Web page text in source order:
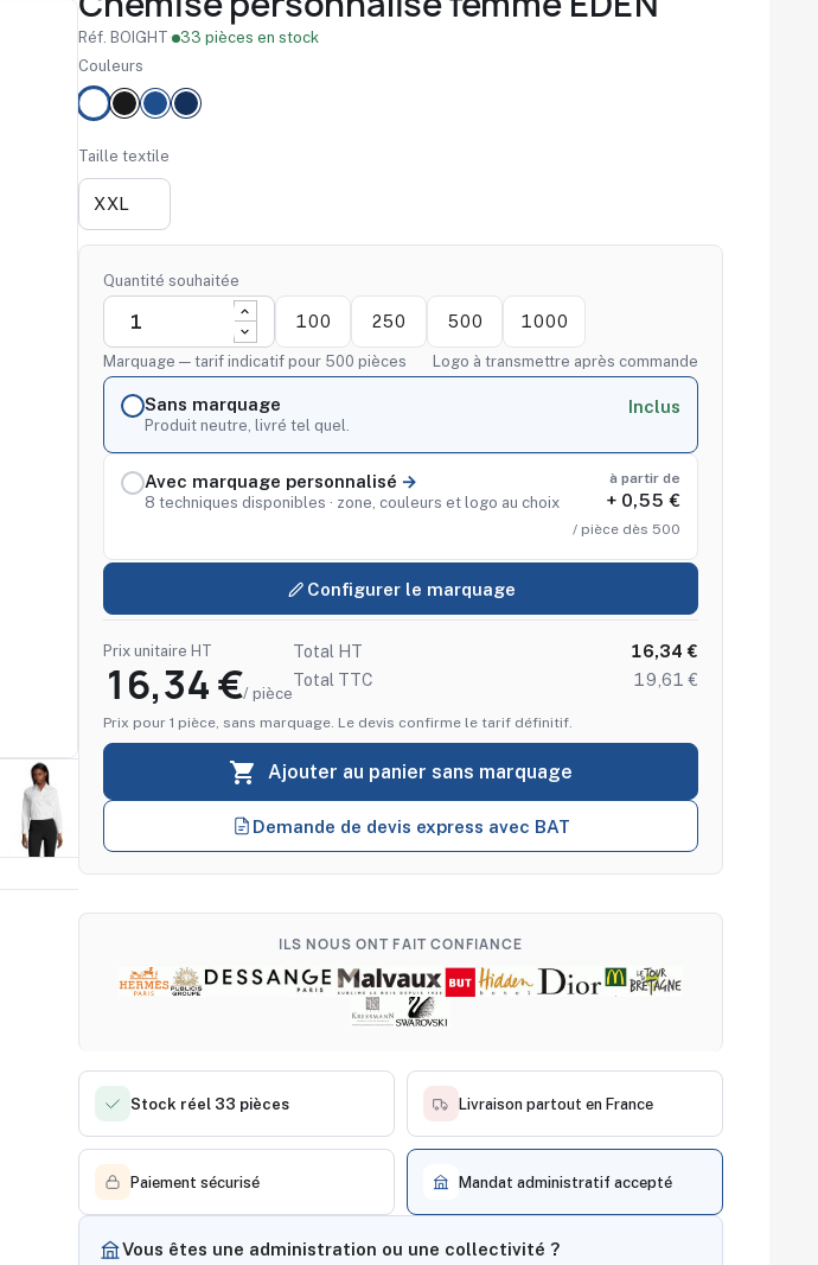
Réf. BOIGHT· 33 pièces en stock
Couleurs
Taille textile
Quantité souhaitée
100 250 500 1000
Marquage — tarif indicatif pour 500 pièces Logo à transmettre après commande
Sans marquage
Produit neutre, livré tel quel.
Inclus
Avec marquage personnalisé
8 techniques disponibles · zone, couleurs et logo au choix
à partir de
+ 0,55 €
/ pièce dès 500
Configurer le marquage
Prix unitaire HT
16,34 €/ pièce
Total HT
16,34 €
Total TTC
19,61 €
Prix pour 1 pièce, sans marquage. Le devis confirme le tarif définitif.
 Ajouter au panier sans marquage
Demande de devis express avec BAT
ILS NOUS ONT FAIT CONFIANCE
Stock réel 33 pièces Livraison partout en France
Paiement sécurisé Mandat administratif accepté
Vous êtes une administration ou une collectivité ?